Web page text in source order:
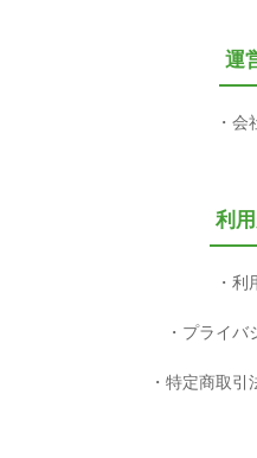
運
会
利
利
プライバ
特定商取引